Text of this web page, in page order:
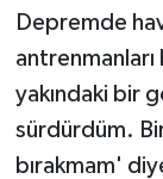
Depremde
yakındaki bir
sürdürdüm.
bırakmam'